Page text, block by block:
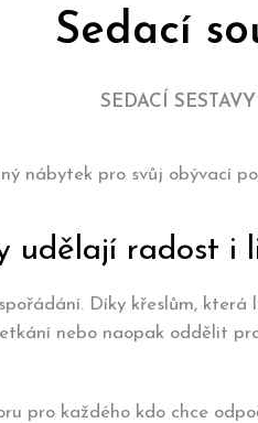
Sedací
SEDACÍ SESTAVY
nábytek pro svůj obývací
udělají radost i
Díky křeslům,
nebo naopak oddělit
pro každého kdo chce